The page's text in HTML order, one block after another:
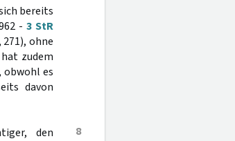
bereits
- 3 StR
271), ohne
zudem
obwohl es
davon
8
den